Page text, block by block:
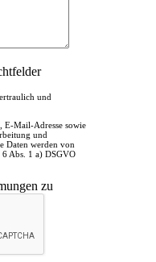
und
E-Mail-Adresse sowie
und
Daten werden von
Abs. 1 a) DSGVO
zu